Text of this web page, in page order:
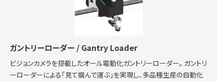
ガントリーローダー / Gantry Loader
ビジョンカメラを搭載したオール電動化ガントリーローダー。 ガントリ
ーローダーによる「見て掴んで運ぶ」を実現し、多品種生産の自動化